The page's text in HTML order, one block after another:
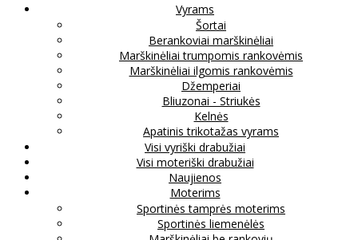
Vyrams
Šortai
Berankoviai marškinėliai
Marškinėliai trumpomis rankovėmis
Marškinėliai ilgomis rankovėmis
Džemperiai
Bliuzonai - Striukės
Kelnės
Apatinis trikotažas vyrams
Visi vyriški drabužiai
Visi moteriški drabužiai
Naujienos
Moterims
Sportinės tamprės moterims
Sportinės liemenėlės